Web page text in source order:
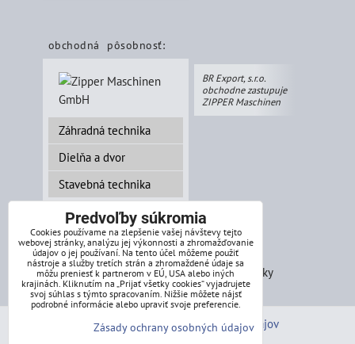
obchodná pôsobnosť:
Záhradná technika
Dielňa a dvor
Stavebná technika
BR Export, s.r.o.
obchodne zastupuje
ZIPPER Maschinen
splátkový systém:
Predvoľby súkromia
Zásady ochrany osobných údajov
Predvoľby súkromia
Cookies používame na zlepšenie vašej návštevy tejto
webovej stránky, analýzu jej výkonnosti a zhromažďovanie
údajov o jej používaní. Na tento účel môžeme použiť
nástroje a služby tretích strán a zhromaždené údaje sa
môžu preniesť k partnerom v EÚ, USA alebo iných
krajinách. Kliknutím na „Prijať všetky cookies“ vyjadrujete
svoj súhlas s týmto spracovaním. Nižšie môžete nájsť
podrobné informácie alebo upraviť svoje preferencie.
Zásady ochrany osobných údajov